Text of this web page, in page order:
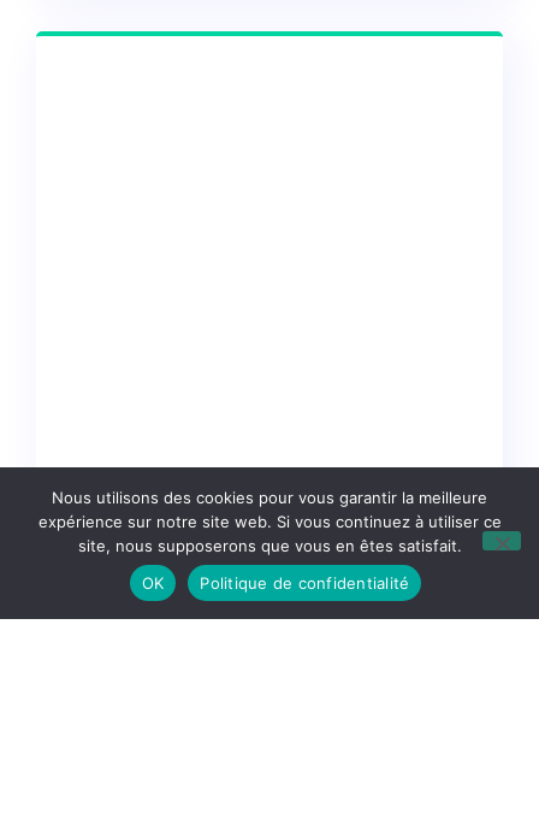
Nous utilisons des cookies pour vous garantir la meilleure
expérience sur notre site web. Si vous continuez à utiliser ce
site, nous supposerons que vous en êtes satisfait.
OK
Politique de confidentialité